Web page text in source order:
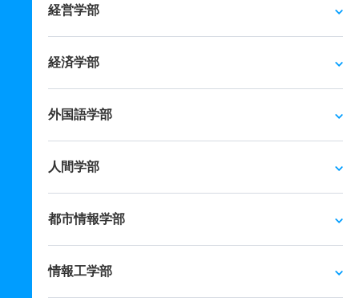
経営学部
経済学部
外国語学部
人間学部
都市情報学部
情報工学部